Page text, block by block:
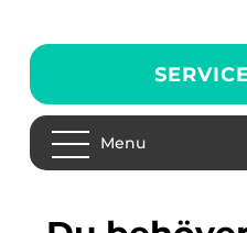
Menu